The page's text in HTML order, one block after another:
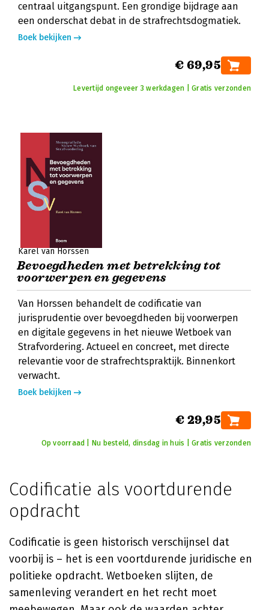
centraal uitgangspunt. Een grondige bijdrage aan
een onderschat debat in de strafrechtsdogmatiek.
Boek bekijken
€ 69,95
Levertijd ongeveer 3 werkdagen | Gratis verzonden
Karel van Horssen
Bevoegdheden met betrekking tot
voorwerpen en gegevens
Van Horssen behandelt de codificatie van
jurisprudentie over bevoegdheden bij voorwerpen
en digitale gegevens in het nieuwe Wetboek van
Strafvordering. Actueel en concreet, met directe
relevantie voor de strafrechtspraktijk. Binnenkort
verwacht.
Boek bekijken
€ 29,95
Op voorraad | Nu besteld, dinsdag in huis | Gratis verzonden
Codificatie als voortdurende
opdracht
Codificatie is geen historisch verschijnsel dat
voorbij is – het is een voortdurende juridische en
politieke opdracht. Wetboeken slijten, de
samenleving verandert en het recht moet